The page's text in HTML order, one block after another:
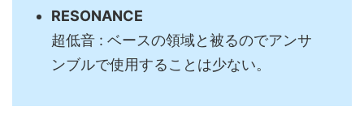
RESONANCE
超低音 : ベースの領域と被るのでアンサ
ンブルで使用することは少ない。